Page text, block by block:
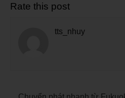
Rate this post
tts_nhuy